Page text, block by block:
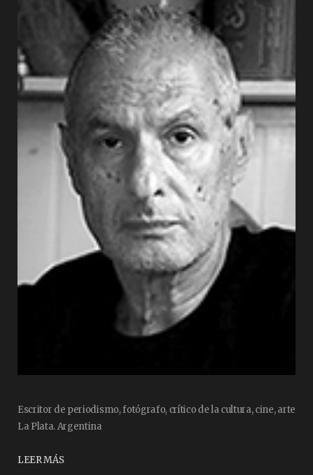
Escritor de periodismo, fotógrafo, crítico de la cultura, cine, arte
La Plata. Argentina
LEER MÁS